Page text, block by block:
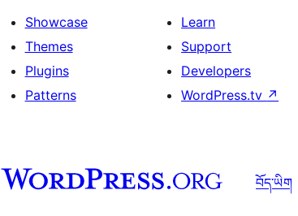
Showcase
Themes
Plugins
Patterns
Learn
Support
Developers
WordPress.tv ↗
བོད་ཡིག